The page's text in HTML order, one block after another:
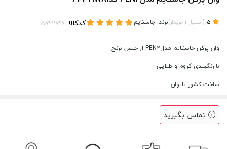
(امتیاز 1خریدار)برند: جاستایم کدکالا:
وان پرکن جاستایم مدلPEN2 از جنس برنج
با رنگبندی کروم و طلایی
ساخت کشور تایوان
تماس بگیرید